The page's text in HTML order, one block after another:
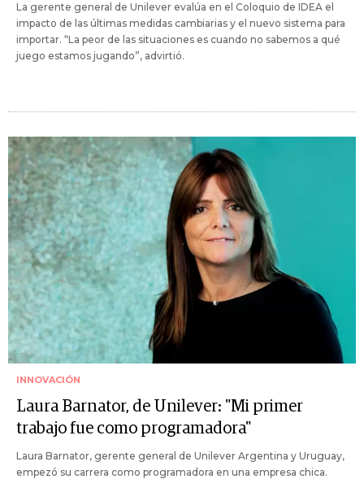
La gerente general de Unilever evalúa en el Coloquio de IDEA el
impacto de las últimas medidas cambiarias y el nuevo sistema para
importar. “La peor de las situaciones es cuando no sabemos a qué
juego estamos jugando”, advirtió.
INNOVACIÓN
Laura Barnator, de Unilever: "Mi primer
trabajo fue como programadora"
Laura Barnator, gerente general de Unilever Argentina y Uruguay,
empezó su carrera como programadora en una empresa chica.